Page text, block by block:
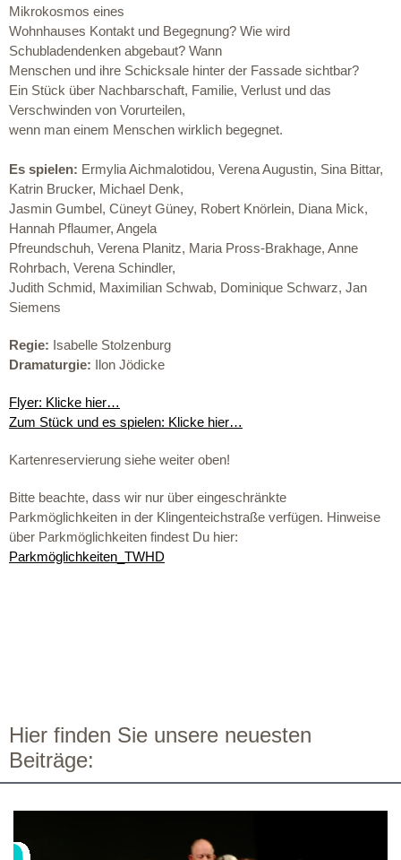
Mikrokosmos eines
Wohnhauses Kontakt und Begegnung? Wie wird
Schubladendenken abgebaut? Wann
Menschen und ihre Schicksale hinter der Fassade sichtbar?
Ein Stück über Nachbarschaft, Familie, Verlust und das
Verschwinden von Vorurteilen,
wenn man einem Menschen wirklich begegnet.
Es spielen: Ermylia Aichmalotidou, Verena Augustin, Sina Bittar,
Katrin Brucker, Michael Denk,
Jasmin Gumbel, Cüneyt Güney, Robert Knörlein, Diana Mick,
Hannah Pflaumer, Angela
Pfreundschuh, Verena Planitz, Maria Pross-Brakhage, Anne
Rohrbach, Verena Schindler,
Judith Schmid, Maximilian Schwab, Dominique Schwarz, Jan
Siemens
Regie: Isabelle Stolzenburg
Dramaturgie: Ilon Jödicke
Flyer: Klicke hier…
Zum Stück und es spielen: Klicke hier…
Kartenreservierung siehe weiter oben!
Bitte beachte, dass wir nur über eingeschränkte
Parkmöglichkeiten in der Klingenteichstraße verfügen. Hinweise
über Parkmöglichkeiten findest Du hier:
Parkmöglichkeiten_TWHD
Hier finden Sie unsere neuesten
Beiträge: